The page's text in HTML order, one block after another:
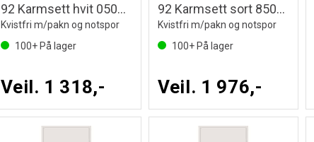
92 Karmsett hvit 0502Y
Kvistfri m/pakn og notspor
100+På lager
Veil. 1 318,-
92 Karmsett sort 8500-N
Kvistfri m/pakn og notspor
100+På lager
Veil. 1 976,-